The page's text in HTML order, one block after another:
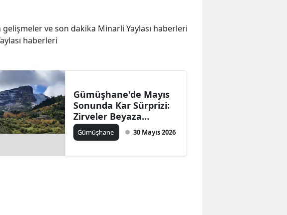
ve son dakika Minarli Yaylası haberleri
haberleri
Gümüşhane'de Mayıs
Sonunda Kar Sürprizi:
Zirveler Beyaza
Büründü
Gümüşhane 30 Mayıs 2026